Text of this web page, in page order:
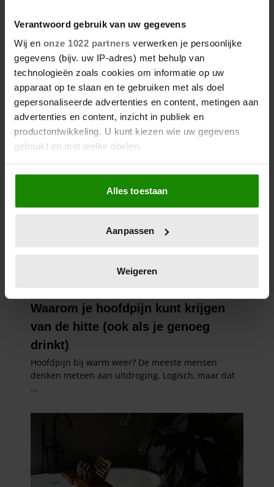
Verantwoord gebruik van uw gegevens
Wij en onze 1022 partners verwerken je persoonlijke
gegevens (bijv. uw IP-adres) met behulp van
technologieën zoals cookies om informatie op uw
apparaat op te slaan en te gebruiken met als doel
gepersonaliseerde advertenties en content, metingen aan
advertenties en content, inzicht in publiek en
productontwikkeling. U kunt kiezen wie uw gegevens
gebruikt en met welke doelen.
Als u het toestaat, willen we ook graag:
Informatie verzamelen over uw geografische
locatie, die tot een paar meter nauwkeurig kan zijn
scannen op specifieke eigenschappen (fingerprinting)
verwerkt en stel uw voorkeuren in het
intrekken in de Cookieverklaring.
We gebruiken cookies om content en advertenties te
personaliseren, om functies voor social media te bieden
informatie over uw gebruik van onze site met onze
informatie die u aan ze heeft verstrekt of die ze hebben
gaat akkoord met onze cookies als u onze website blijft
Alles toestaan
Aanpassen
Weigeren